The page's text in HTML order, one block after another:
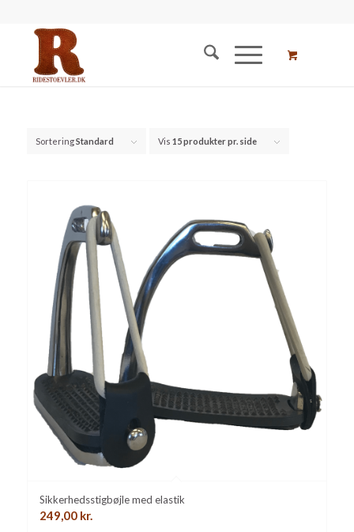
SorteringStandard Vis 15 produkter pr. side
Sikkerhedsstigbøjle med elastik
249,00 kr.